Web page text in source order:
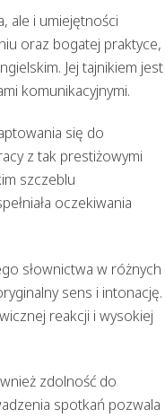
ale i umiejętności
oraz bogatej praktyce,
Jej tajnikiem jest
komunikacyjnymi.
się do
z tak prestiżowymi
szczeblu
oczekiwania
słownictwa w różnych
sens i intonację.
reakcji i wysokiej
zdolność do
spotkań pozwala